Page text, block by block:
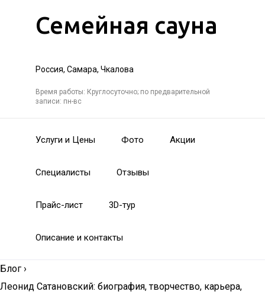
Семейная сауна
Россия, Самара, Чкалова
Время работы: Круглосуточно; по предварительной
записи: пн-вс
Услуги и Цены Фото Акции
Специалисты Отзывы
Прайс-лист 3D-тур
Описание и контакты
Блог ›
Леонид Сатановский: биография, творчество, карьера,